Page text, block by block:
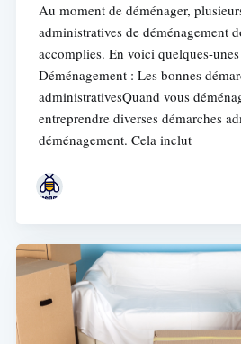
Au moment de déménager,
administratives de déménagement
accomplies. En voici quelques-unes
Déménagement : Les bonnes
administrativesQuand vous
entreprendre diverses démarches
déménagement. Cela inclut